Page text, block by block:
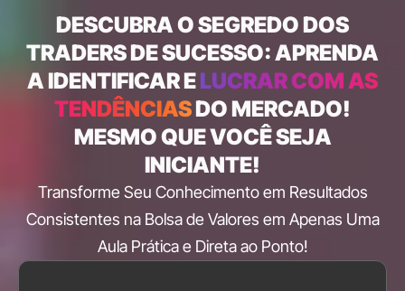
DESCUBRA O SEGREDO DOS
TRADERS DE SUCESSO: APRENDA
A IDENTIFICAR ELUCRAR COM AS
TENDÊNCIASDO MERCADO!
MESMO QUE VOCÊ SEJA
INICIANTE!
Transforme Seu Conhecimento em Resultados
Consistentes na Bolsa de Valores em Apenas Uma
Aula Prática e Direta ao Ponto!